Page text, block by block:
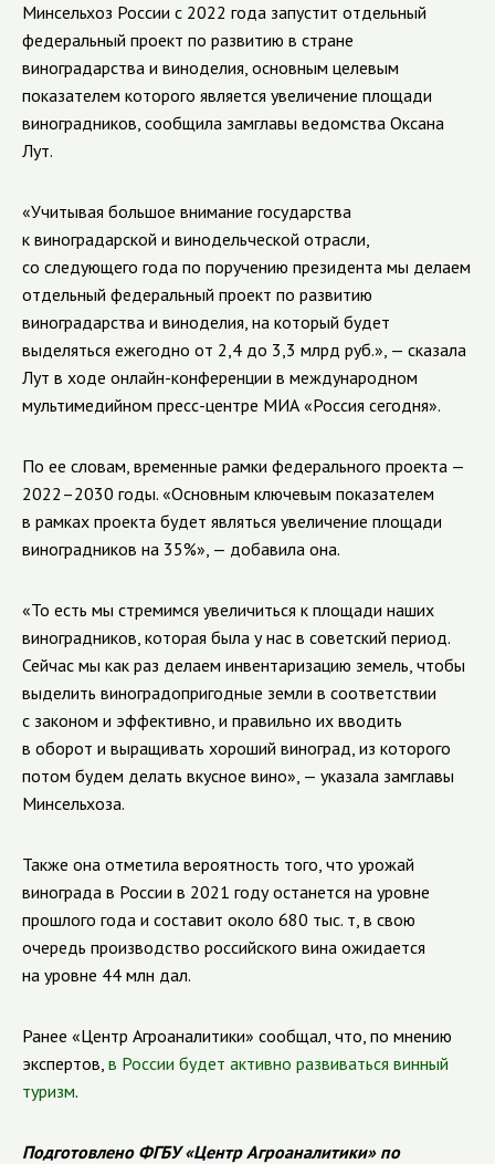
Минсельхоз России с 2022 года запустит отдельный
федеральный проект по развитию в стране
виноградарства и виноделия, основным целевым
показателем которого является увеличение площади
виноградников, сообщила замглавы ведомства Оксана
Лут.
«Учитывая большое внимание государства
к виноградарской и винодельческой отрасли,
со следующего года по поручению президента мы делаем
отдельный федеральный проект по развитию
виноградарства и виноделия, на который будет
выделяться ежегодно от 2,4 до 3,3 млрд руб.», — сказала
Лут в ходе онлайн-конференции в международном
мультимедийном пресс-центре МИА «Россия сегодня».
По ее словам, временные рамки федерального проекта —
2022–2030 годы. «Основным ключевым показателем
в рамках проекта будет являться увеличение площади
виноградников на 35%», — добавила она.
«То есть мы стремимся увеличиться к площади наших
виноградников, которая была у нас в советский период.
Сейчас мы как раз делаем инвентаризацию земель, чтобы
выделить виноградопригодные земли в соответствии
с законом и эффективно, и правильно их вводить
в оборот и выращивать хороший виноград, из которого
потом будем делать вкусное вино», — указала замглавы
Минсельхоза.
Также она отметила вероятность того, что урожай
винограда в России в 2021 году останется на уровне
прошлого года и составит около 680 тыс. т, в свою
очередь производство российского вина ожидается
на уровне 44 млн дал.
Ранее «Центр Агроаналитики» сообщал, что, по мнению
экспертов, в России будет активно развиваться винный
туризм.
Подготовлено ФГБУ «Центр Агроаналитики» по